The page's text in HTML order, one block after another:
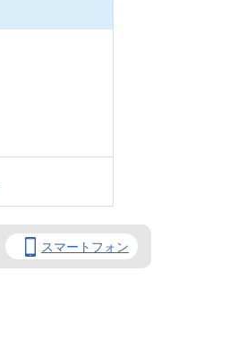
スマートフォン